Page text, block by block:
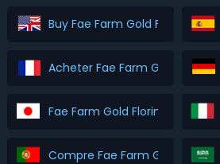
Buy Fae Farm Gold Florin
Acheter Fae Farm Gold Florin
Fae Farm Gold Florin を購入
Compre Fae Farm Gold Florin